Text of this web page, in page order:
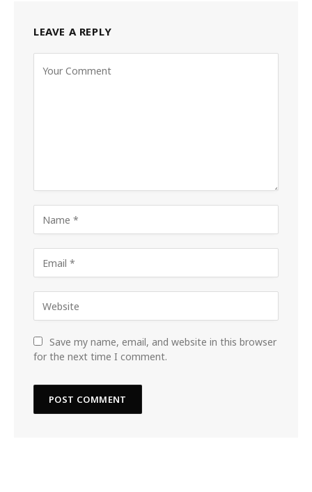
LEAVE A REPLY
Save my name, email, and website in this browser
for the next time I comment.